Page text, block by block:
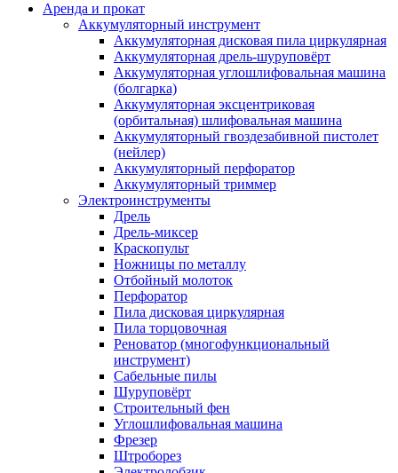
Аренда и прокат
Аккумуляторный инструмент
Аккумуляторная дисковая пила циркулярная
Аккумуляторная дрель-шуруповёрт
Аккумуляторная углошлифовальная машина
(болгарка)
Аккумуляторная эксцентриковая
(орбитальная) шлифовальная машина
Аккумуляторный гвоздезабивной пистолет
(нейлер)
Аккумуляторный перфоратор
Аккумуляторный триммер
Электроинструменты
Дрель
Дрель-миксер
Краскопульт
Ножницы по металлу
Отбойный молоток
Перфоратор
Пила дисковая циркулярная
Пила торцовочная
Реноватор (многофункциональный
инструмент)
Сабельные пилы
Шуруповёрт
Строительный фен
Углошлифовальная машина
Фрезер
Штроборез